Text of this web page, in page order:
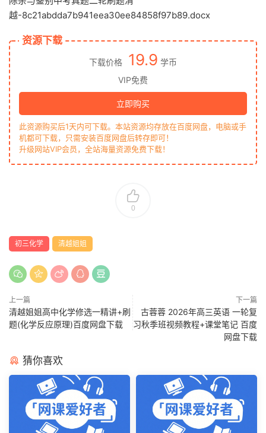
越-8c21abdda7b941eea30ee84858f97b89.docx
资源下载
下载价格 19.9 学币
VIP免费
立即购买
此资源购买后1天内可下载。本站资源均存放在百度网盘，电脑或手
机都可下载，只需安装百度网盘后转存即可！
升级网站VIP会员，全站海量资源免费下载！
0
初三化学 清越姐姐
上一篇
清越姐姐高中化学修选一精讲+刷
题(化学反应原理)百度网盘下载
下一篇
古蓉蓉 2026年高三英语 一轮复
习秋季班视频教程+课堂笔记 百度
网盘下载
猜你喜欢